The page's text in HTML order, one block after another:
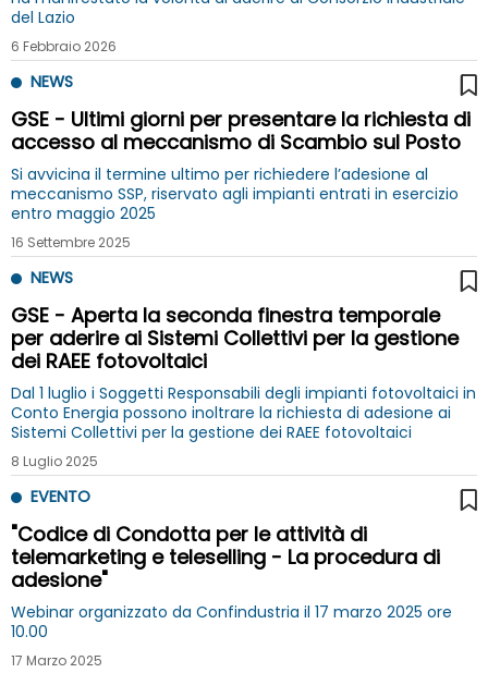
del Lazio
6 Febbraio 2026
NEWS
GSE - Ultimi giorni per presentare la richiesta di
accesso al meccanismo di Scambio sul Posto
Si avvicina il termine ultimo per richiedere l’adesione al
meccanismo SSP, riservato agli impianti entrati in esercizio
entro maggio 2025
16 Settembre 2025
NEWS
GSE - Aperta la seconda finestra temporale
per aderire ai Sistemi Collettivi per la gestione
dei RAEE fotovoltaici
Dal 1 luglio i Soggetti Responsabili degli impianti fotovoltaici in
Conto Energia possono inoltrare la richiesta di adesione ai
Sistemi Collettivi per la gestione dei RAEE fotovoltaici
8 Luglio 2025
EVENTO
"Codice di Condotta per le attività di
telemarketing e teleselling - La procedura di
adesione"
Webinar organizzato da Confindustria il 17 marzo 2025 ore
10.00
17 Marzo 2025